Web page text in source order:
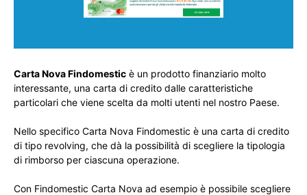
Carta Nova Findomestic è un prodotto finanziario molto
interessante, una carta di credito dalle caratteristiche
particolari che viene scelta da molti utenti nel nostro Paese.
Nello specifico Carta Nova Findomestic è una carta di credito
di tipo revolving, che dà la possibilità di scegliere la tipologia
di rimborso per ciascuna operazione.
Con Findomestic Carta Nova ad esempio è possibile scegliere